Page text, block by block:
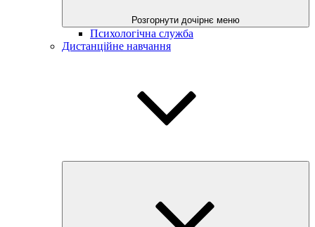
Розгорнути дочірнє меню
Психологічна служба
Дистанційне навчання